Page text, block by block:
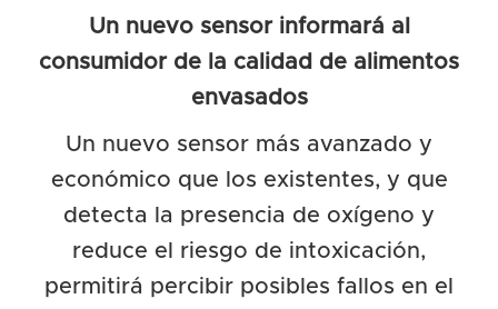
Un nuevo sensor informará al
consumidor de la calidad de alimentos
envasados
Un nuevo sensor más avanzado y
económico que los existentes, y que
detecta la presencia de oxígeno y
reduce el riesgo de intoxicación,
permitirá percibir posibles fallos en el